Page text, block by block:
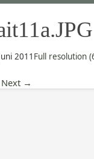
2011 Full resolution
Next →